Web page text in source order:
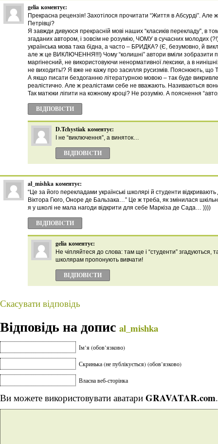
gelia коментує:
Прекрасна рецензія! Захотілося прочитати “Життя в Абсурді”. Але
Петрівці?
Я завжди дивуюся прекрасній мові наших “класиків перекладу”, в
згаданих автором, і зовсім не розумію, ЧОМУ в сучасних молодих (?!)
українська мова така бідна, а часто – БРИДКА? (Є, безумовно, й
але ж це ВИКЛЮЧЕННЯ!!!) Чому “колишні” автори вміли зобразити
маргінесний, не використовуючи ненормативної лексики, а в
не виходить!? Я вже не кажу про засилля русизмів. Пояснюють, що
А якщо писати бездоганню літературною мовою – так буде
реалістично. Але ж реалістами себе не вважають. Називаються
Так матюки ліпити на кожному кроці? Не розумію. А пояснення
ВІДПОВІCТИ
D.Tchystiak коментує:
І не “виключення”, а виняток…
ВІДПОВІCТИ
al_mishka коментує:
“Це за його перекладами українські школярі й студенти
Віктора Гюго, Оноре де Бальзака…” Це ж треба, як змінилася
я у школі не мала нагоди відкрити для себе Маркіза де Сада… ))))
ВІДПОВІCТИ
gelia коментує:
Не чіпляйтеся до слова: там ще і “студенти” згадуються,
школярам пропонують вивчати!
ВІДПОВІCТИ
Скасувати відповідь
Відповідь на допис al_mishka
Ім’я (обов’язково)
Скринька (не публікується) (обов’язково)
Власна веб-сторінка
Ви можете використовувати аватари GRAVATAR.com.